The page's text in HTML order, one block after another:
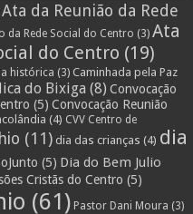
Ata da Reunião da Rede
da Rede Social do Centro (3) Ata
do Centro (19)
histórica (3) Caminhada pela Paz
do Bixiga (8) Convocação
(5) Convocação Reunião
(4) CVV Centro de
(11) dia das crianças (4) dia
(5) Dia do Bem Julio
Cristãs do Centro (5)
(61) Pastor Dani Moura (3)